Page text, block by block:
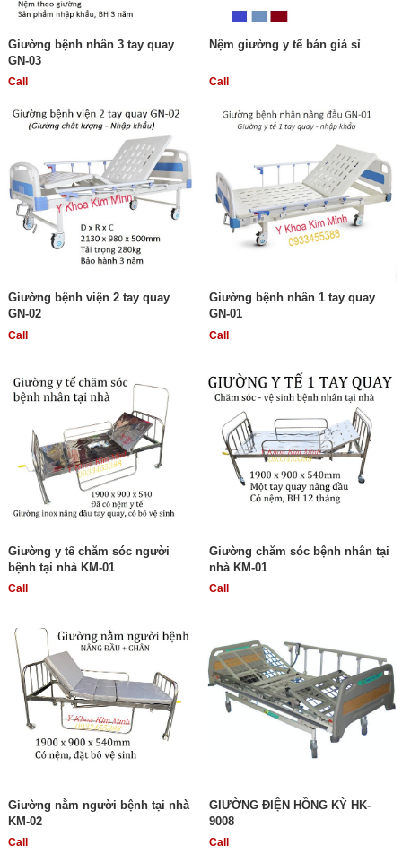
Giường bệnh nhân 3 tay quay
GN-03
Call
Nệm giường y tế bán giá sỉ
Call
Giường bệnh viện 2 tay quay
GN-02
Call
Giường bệnh nhân 1 tay quay
GN-01
Call
Giường y tế chăm sóc người
bệnh tại nhà KM-01
Call
Giường chăm sóc bệnh nhân tại
nhà KM-01
Call
Giường nằm người bệnh tại nhà
KM-02
Call
GIƯỜNG ĐIỆN HỒNG KỲ HK-
9008
Call